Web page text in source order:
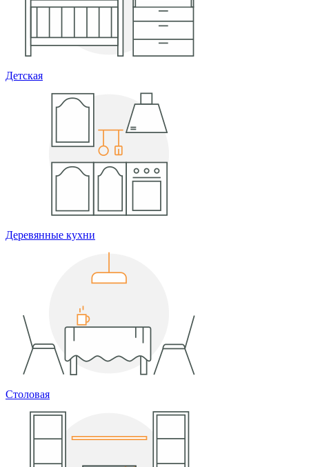
Детская
Деревянные кухни
Столовая